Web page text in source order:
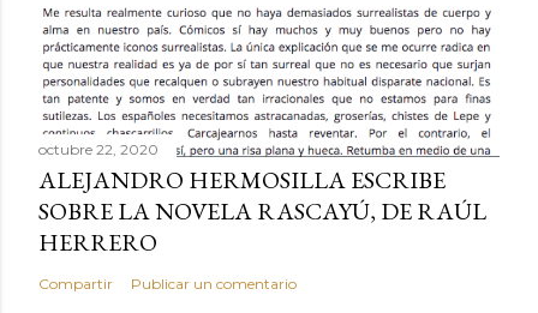
octubre 22, 2020
ALEJANDRO HERMOSILLA ESCRIBE
SOBRE LA NOVELA RASCAYÚ, DE RAÚL
HERRERO
Compartir Publicar un comentario